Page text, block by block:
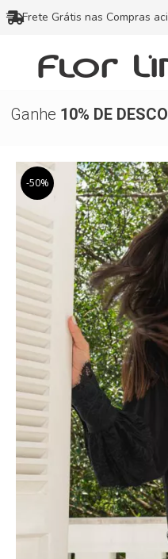
Ir
para
conteúdo
Frete Grátis nas Compras
Ganhe 10% DE
-50%